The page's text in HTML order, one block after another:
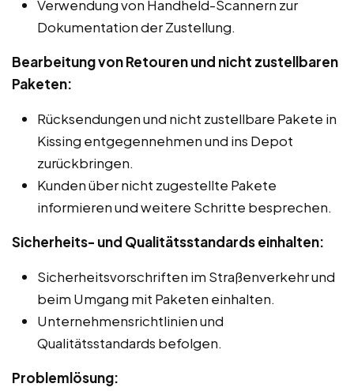
Verwendung von Handheld-Scannern zur
Dokumentation der Zustellung.
Bearbeitung von Retouren und nicht zustellbaren
Paketen:
Rücksendungen und nicht zustellbare Pakete in
Kissing entgegennehmen und ins Depot
zurückbringen.
Kunden über nicht zugestellte Pakete
informieren und weitere Schritte besprechen.
Sicherheits- und Qualitätsstandards einhalten:
Sicherheitsvorschriften im Straßenverkehr und
beim Umgang mit Paketen einhalten.
Unternehmensrichtlinien und
Qualitätsstandards befolgen.
Problemlösung: